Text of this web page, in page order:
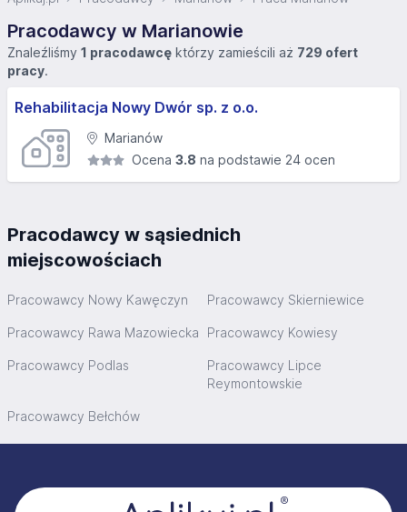
Pracodawcy w Marianowie
Znaleźliśmy 1 pracodawcę którzy zamieścili aż 729 ofert
pracy.
Rehabilitacja Nowy Dwór sp. z o.o.
Marianów
Ocena3.8 na podstawie 24 ocen
Pracodawcy w sąsiednich
miejscowościach
Pracowawcy Nowy Kawęczyn Pracowawcy Skierniewice
Pracowawcy Rawa Mazowiecka Pracowawcy Kowiesy
Pracowawcy Podlas
Pracowawcy Lipce
Reymontowskie
Pracowawcy Bełchów